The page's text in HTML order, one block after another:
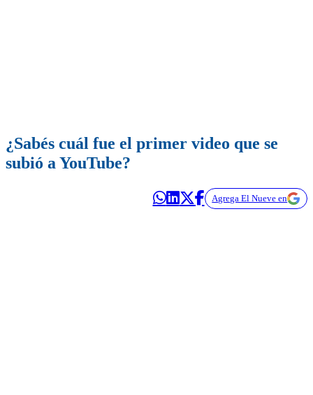
¿Sabés cuál fue el primer video que se
subió a YouTube?
Agrega El Nueve en